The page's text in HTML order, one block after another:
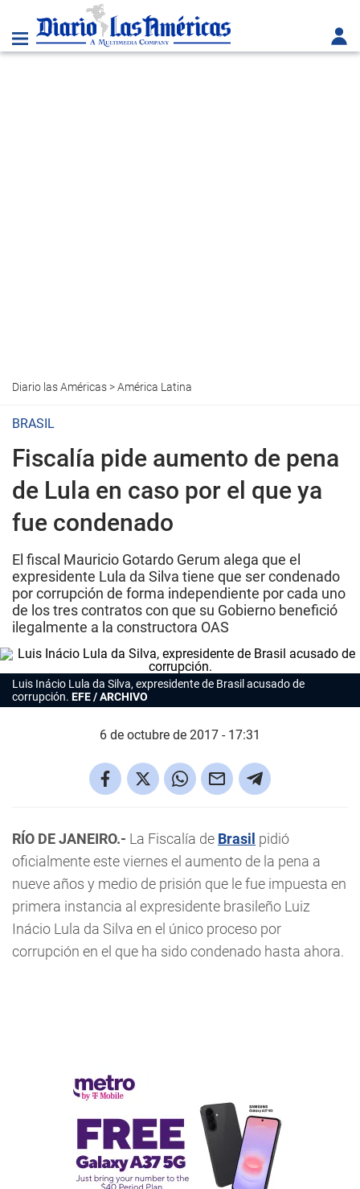
Diario las Américas>América Latina
BRASIL
Fiscalía pide aumento de pena
de Lula en caso por el que ya
fue condenado
El fiscal Mauricio Gotardo Gerum alega que el
expresidente Lula da Silva tiene que ser condenado
por corrupción de forma independiente por cada uno
de los tres contratos con que su Gobierno benefició
ilegalmente a la constructora OAS
Luis Inácio Lula da Silva, expresidente de Brasil acusado de
corrupción. EFE / ARCHIVO
6 de octubre de 2017 - 17:31
RÍO DE JANEIRO.- La Fiscalía de Brasil pidió
oficialmente este viernes el aumento de la pena a
nueve años y medio de prisión que le fue impuesta en
primera instancia al expresidente brasileño Luiz
Inácio Lula da Silva en el único proceso por
corrupción en el que ha sido condenado hasta ahora.